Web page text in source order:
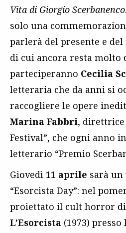
Vita di Giorgio Scerbanenco
solo una
parlerà del presente e
di cui ancora resta molto
parteciperanno Cecilia
letteraria che da anni si
raccogliere le opere
Marina Fabbri,
Festival”, che ogni anno
letterario “Premio
Giovedì 11 aprile sarà
“Esorcista Day”: nel
proiettato il cult horror
L’Esorcista (1973)